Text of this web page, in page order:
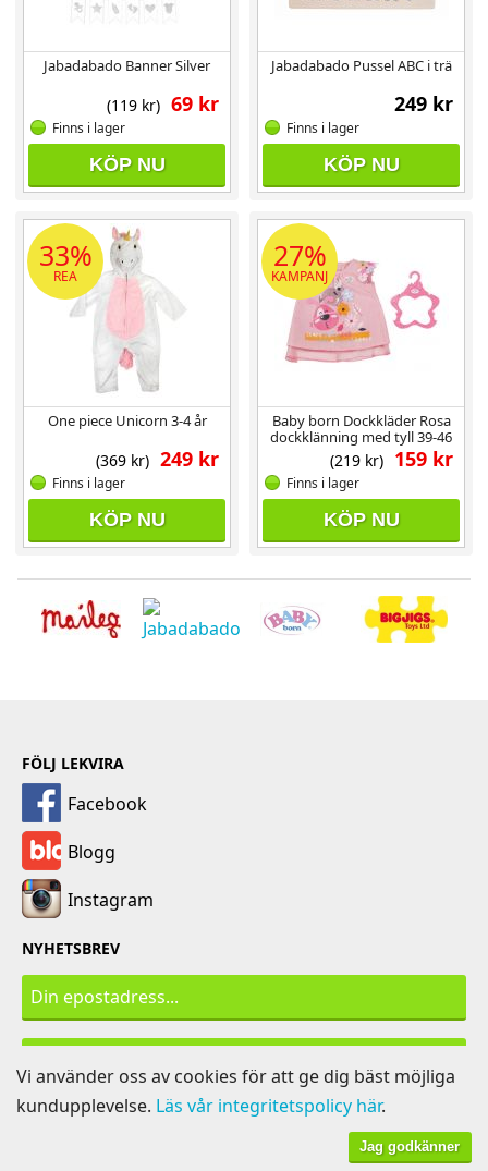
Jabadabado Banner Silver
69 kr
(119 kr)
Finns i lager
KÖP NU
Jabadabado Pussel ABC i trä
249 kr
Finns i lager
KÖP NU
33%
REA
One piece Unicorn 3-4 år
249 kr
(369 kr)
Finns i lager
KÖP NU
27%
KAMPANJ
Baby born Dockkläder Rosa
dockklänning med tyll 39-46
cm
159 kr
(219 kr)
Finns i lager
KÖP NU
FÖLJ LEKVIRA
Facebook
Blogg
Instagram
NYHETSBREV
Vi använder oss av cookies för att ge dig bäst möjliga
kundupplevelse. Läs vår integritetspolicy här.
Jag godkänner